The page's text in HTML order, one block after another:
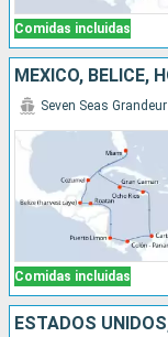
Comidas incluidas
Comidas incluidas
Seven Seas Grandeur